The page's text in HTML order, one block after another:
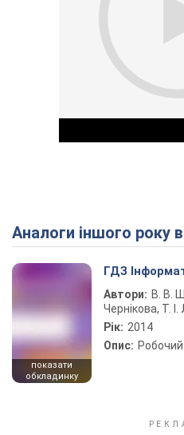
Аналоги іншого року
показати
обкладинку
ГДЗ
Автори: В. В.
Чернікова, Т.
Рік: 2014
Опис: